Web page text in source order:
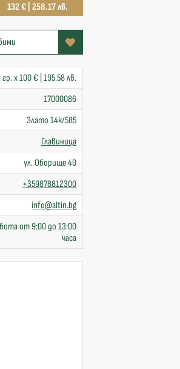
132 € | 258.17 лв.
гр. x 100 € | 195.58 лв.
17000086
Злато 14к/585
Главиница
ул. Оборище 40
+359878812300
info@altin.bg
от 9:00 до 13:00
часа